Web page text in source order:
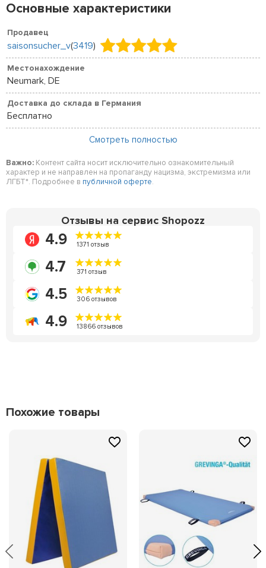
Основные характеристики
Продавец
saisonsucher_v(3419)
Местонахождение
Neumark, DE
Доставка до склада в Германия
Бесплатно
Смотреть полностью
Важно: Контент сайта носит исключительно ознакомительный
характер и не направлен на пропаганду нацизма, экстремизма или
ЛГБТ*. Подробнее в публичной оферте.
Отзывы на сервис Shopozz
4.9 1371 отзыв
4.7 371 отзыв
4.5 306 отзывов
4.9 13866 отзывов
Похожие товары